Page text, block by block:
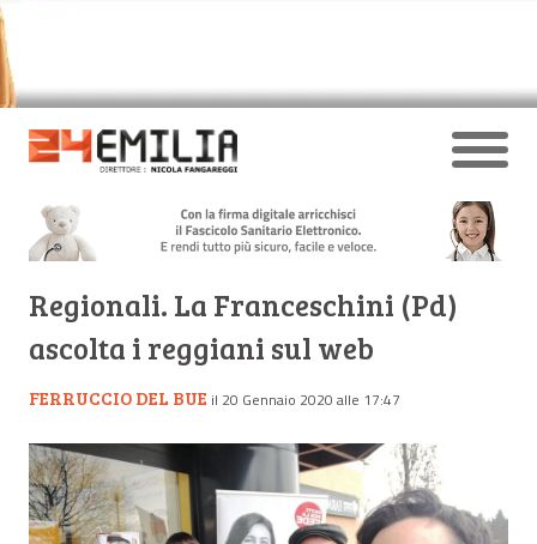
Regionali. La Franceschini (Pd)
ascolta i reggiani sul web
FERRUCCIO DEL BUE il 20 Gennaio 2020 alle 17:47